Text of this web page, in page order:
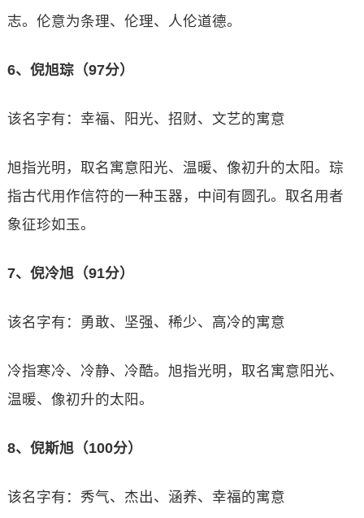
志。伦意为条理、伦理、人伦道德。
6、倪旭琮（97分）
该名字有：幸福、阳光、招财、文艺的寓意
旭指光明，取名寓意阳光、温暖、像初升的太阳。琮
指古代用作信符的一种玉器，中间有圆孔。取名用者
象征珍如玉。
7、倪冷旭（91分）
该名字有：勇敢、坚强、稀少、高冷的寓意
冷指寒冷、冷静、冷酷。旭指光明，取名寓意阳光、
温暖、像初升的太阳。
8、倪斯旭（100分）
该名字有：秀气、杰出、涵养、幸福的寓意